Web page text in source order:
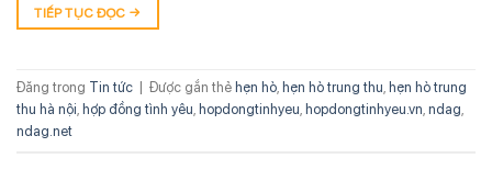
TIẾP TỤC ĐỌC →
Đăng trong Tin tức Được gắn thẻ hẹn hò hẹn hò trung thu hẹn hò trung
thu hà nội hợp đồng tình yêu hopdongtinhyeu hopdongtinhyeu.vn ndag
ndag.net